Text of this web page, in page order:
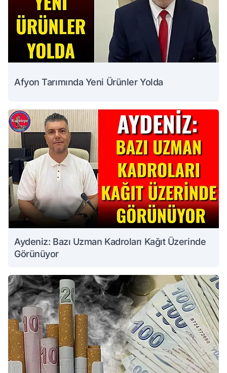
Afyon Tarımında Yeni Ürünler Yolda
Aydeniz: Bazı Uzman Kadroları Kağıt Üzerinde
Görünüyor